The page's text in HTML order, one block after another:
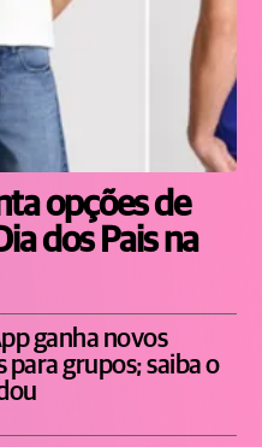
opções de
dos Pais na
ganha novos
para grupos; saiba o